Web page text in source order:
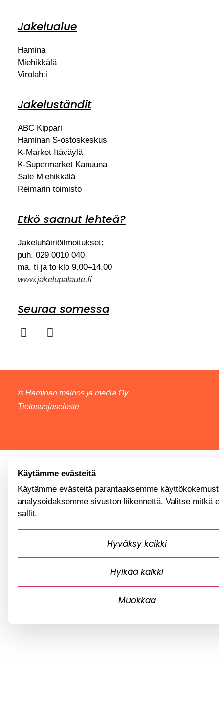
Jakelualue
Hamina
Miehikkälä
Virolahti
Jakeluständit
ABC Kippari
Haminan S-ostoskeskus
K-Market Itäväylä
K-Supermarket Kanuuna
Sale Miehikkälä
Reimarin toimisto
Etkö saanut lehteä?
Jakeluhäiriöilmoitukset:
puh. 029 0010 040
ma, ti ja to klo 9.00–14.00
www.jakelupalaute.fi
Seuraa somessa
© Haminan mainos ja media Oy
Tietosuojaseloste
Käytämme evästeitä
Käytämme evästeitä parantaaksemme
analysoidaksemme sivuston liikennettä. Valitse mitkä
sallit.
Hyväksy kaikki
Hylkää kaikki
Muokkaa